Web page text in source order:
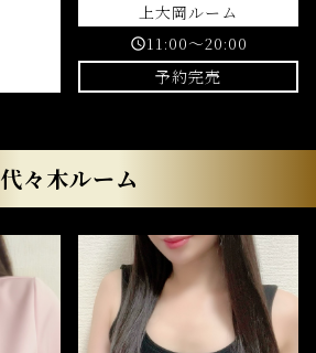
上大岡ルーム
schedule11:00～20:00
予約完売
代々木ルーム